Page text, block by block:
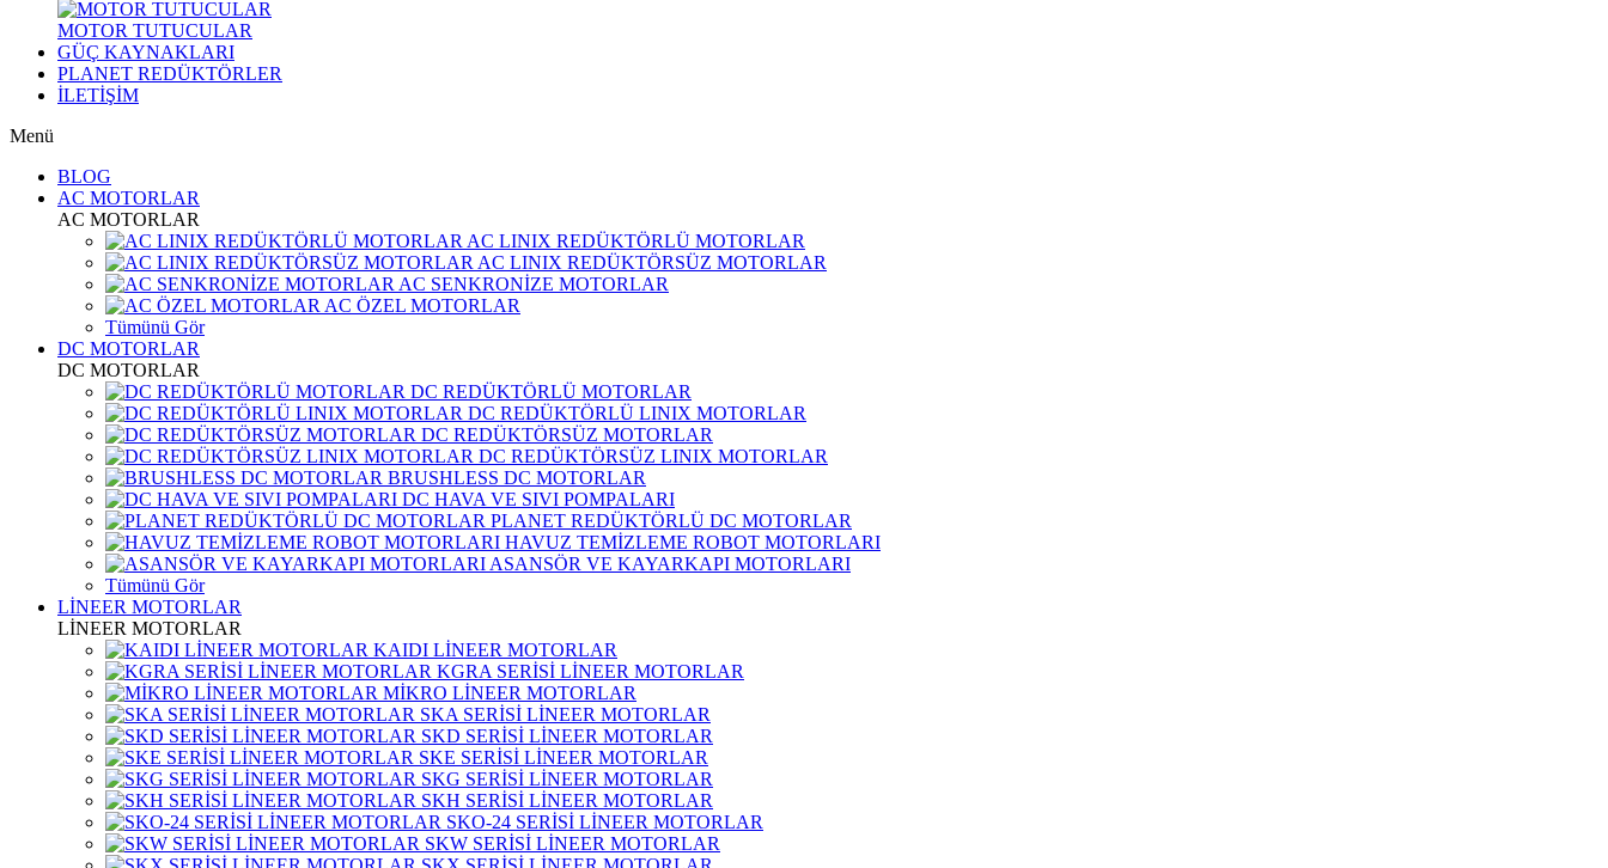
MOTOR TUTUCULAR
GÜÇ KAYNAKLARI
PLANET REDÜKTÖRLER
İLETİŞİM
Menü
BLOG
AC MOTORLAR
AC MOTORLAR
AC LINIX REDÜKTÖRLÜ MOTORLAR
AC LINIX REDÜKTÖRSÜZ MOTORLAR
AC SENKRONİZE MOTORLAR
AC ÖZEL MOTORLAR
Tümünü Gör
DC MOTORLAR
DC MOTORLAR
DC REDÜKTÖRLÜ MOTORLAR
DC REDÜKTÖRLÜ LINIX MOTORLAR
DC REDÜKTÖRSÜZ MOTORLAR
DC REDÜKTÖRSÜZ LINIX MOTORLAR
BRUSHLESS DC MOTORLAR
DC HAVA VE SIVI POMPALARI
PLANET REDÜKTÖRLÜ DC MOTORLAR
HAVUZ TEMİZLEME ROBOT MOTORLARI
ASANSÖR VE KAYARKAPI MOTORLARI
Tümünü Gör
LİNEER MOTORLAR
LİNEER MOTORLAR
KAIDI LİNEER MOTORLAR
KGRA SERİSİ LİNEER MOTORLAR
MİKRO LİNEER MOTORLAR
SKA SERİSİ LİNEER MOTORLAR
SKD SERİSİ LİNEER MOTORLAR
SKE SERİSİ LİNEER MOTORLAR
SKG SERİSİ LİNEER MOTORLAR
SKH SERİSİ LİNEER MOTORLAR
SKO-24 SERİSİ LİNEER MOTORLAR
SKW SERİSİ LİNEER MOTORLAR